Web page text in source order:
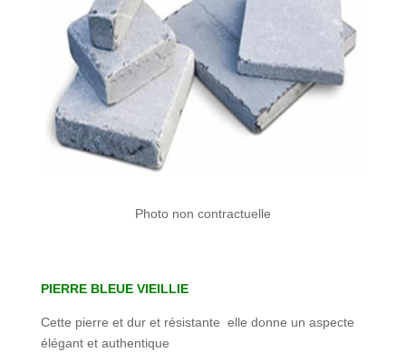
Photo non contractuelle
PIERRE BLEUE VIEILLIE
Cette pierre et dur et résistante elle donne un aspecte
élégant et authentique